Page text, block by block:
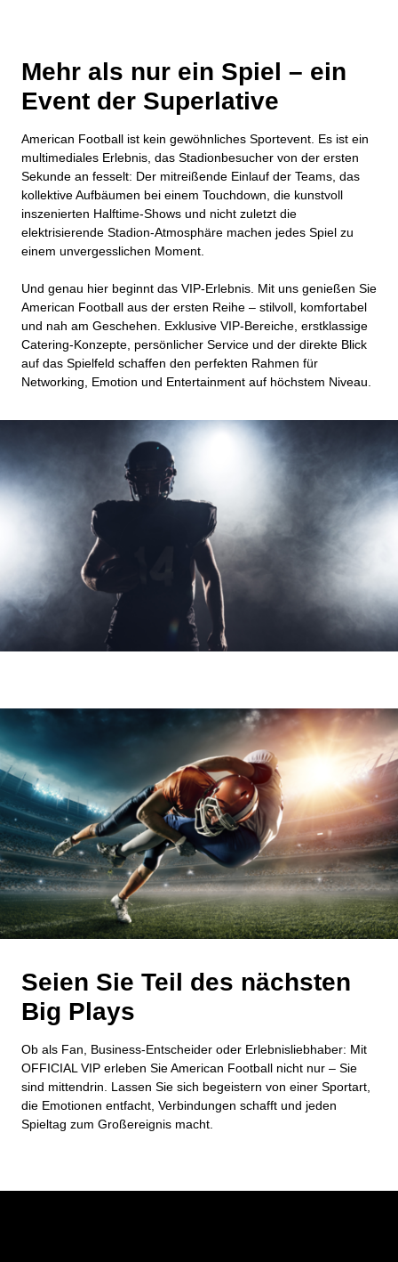
Mehr als nur ein Spiel – ein
Event der Superlative
American Football ist kein gewöhnliches Sportevent. Es ist ein
multimediales Erlebnis, das Stadionbesucher von der ersten
Sekunde an fesselt: Der mitreißende Einlauf der Teams, das
kollektive Aufbäumen bei einem Touchdown, die kunstvoll
inszenierten Halftime-Shows und nicht zuletzt die
elektrisierende Stadion-Atmosphäre machen jedes Spiel zu
einem unvergesslichen Moment.
Und genau hier beginnt das VIP-Erlebnis. Mit uns genießen Sie
American Football aus der ersten Reihe – stilvoll, komfortabel
und nah am Geschehen. Exklusive VIP-Bereiche, erstklassige
Catering-Konzepte, persönlicher Service und der direkte Blick
auf das Spielfeld schaffen den perfekten Rahmen für
Networking, Emotion und Entertainment auf höchstem Niveau.
Seien Sie Teil des nächsten
Big Plays
Ob als Fan, Business-Entscheider oder Erlebnisliebhaber: Mit
OFFICIAL VIP erleben Sie American Football nicht nur – Sie
sind mittendrin. Lassen Sie sich begeistern von einer Sportart,
die Emotionen entfacht, Verbindungen schafft und jeden
Spieltag zum Großereignis macht.